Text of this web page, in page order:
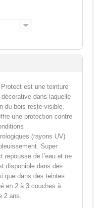
Protect est une teinture
dans laquelle
du bois reste visible.
une protection contre
(rayons UV)
Super
repousse de l’eau et ne
disponible dans des
que dans des teintes
en 2 à 3 couches à
2 ans.